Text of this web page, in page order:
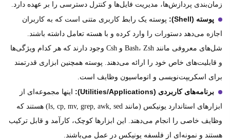
زمان‌بندی پردازش‌ها، مدیریت فایل‌ها و کنترل دسترسی را بر عهده دارد.
پوسته (Shell):
پوسته یک رابط کاربری متنی است که به کاربران
اجازه می‌دهد دستورات را وارد کرده و با هسته تعامل داشته باشند.
شل‌های معروفی مانند Bash، Zsh و Csh وجود دارند که هر کدام ویژگی‌ها
و قابلیت‌های خاص خود را ارائه می‌دهند. پوسته همچنین ابزاری قدرتمند
برای اسکریپت‌نویسی و اتوماسیون وظایف است.
برنامه‌های کاربردی (Utilities/Applications):
اینها مجموعه‌ای از
ابزارهای استاندارد یونیکس (مانند ls, cp, mv, grep, awk, sed) هستند که
وظایف خاصی را انجام می‌دهند. این ابزارها کوچک، کارآمد و قابل ترکیب
هستند و نمونه‌ای از فلسفه یونیکس در عمل می‌باشند.